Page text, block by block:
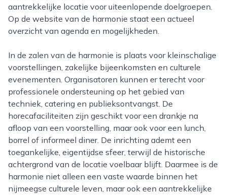
aantrekkelijke locatie voor uiteenlopende doelgroepen.
Op de website van de harmonie staat een actueel
overzicht van agenda en mogelijkheden.
In de zalen van de harmonie is plaats voor kleinschalige
voorstellingen, zakelijke bijeenkomsten en culturele
evenementen. Organisatoren kunnen er terecht voor
professionele ondersteuning op het gebied van
techniek, catering en publieksontvangst. De
horecafaciliteiten zijn geschikt voor een drankje na
afloop van een voorstelling, maar ook voor een lunch,
borrel of informeel diner. De inrichting ademt een
toegankelijke, eigentijdse sfeer, terwijl de historische
achtergrond van de locatie voelbaar blijft. Daarmee is de
harmonie niet alleen een vaste waarde binnen het
nijmeegse culturele leven, maar ook een aantrekkelijke